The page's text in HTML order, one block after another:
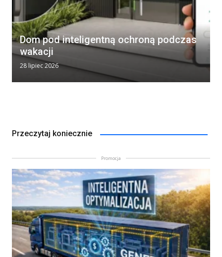
Dom pod inteligentną ochroną podczas
wakacji
28 lipiec 2026
Przeczytaj koniecznie
Promocja